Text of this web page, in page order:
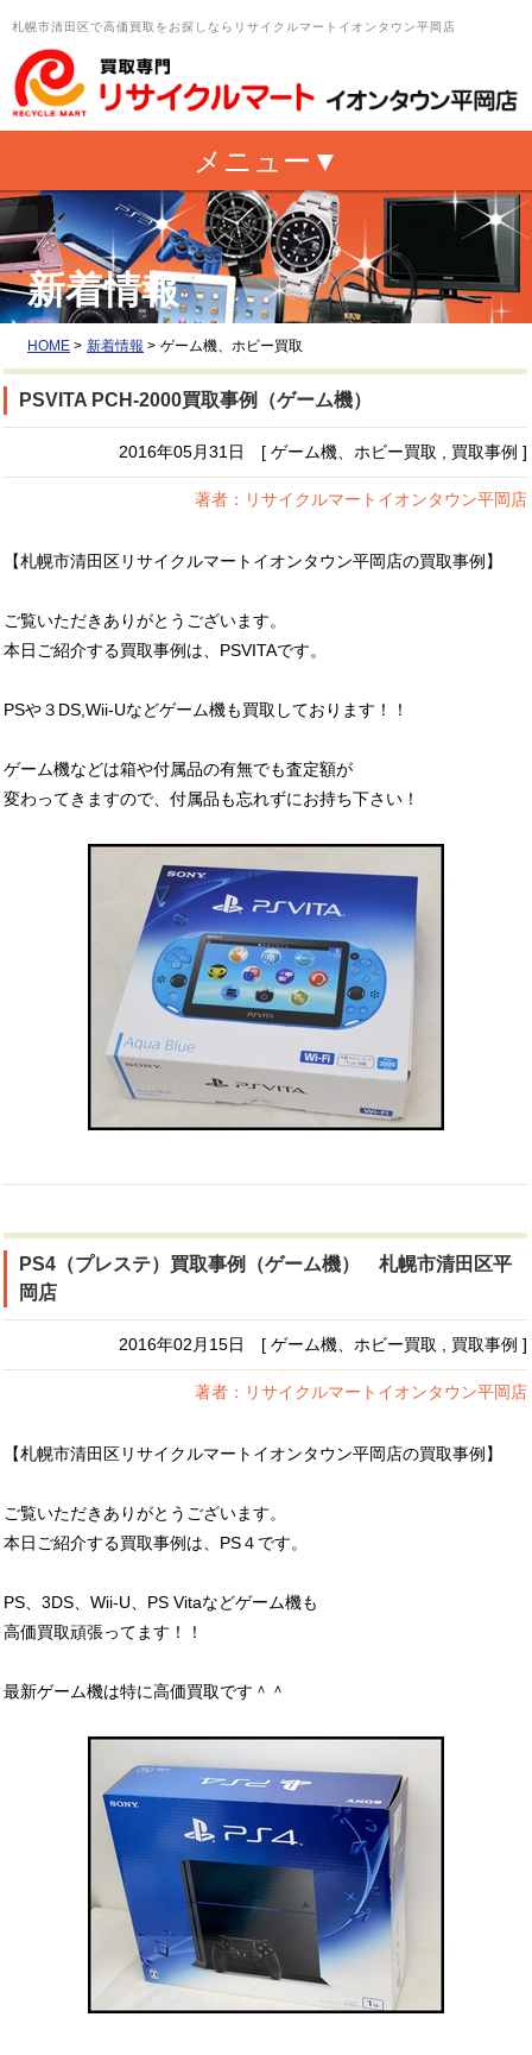
札幌市清田区で高価買取をお探しならリサイクルマートイオンタウン平岡店
新着情報
HOME > 新着情報 > ゲーム機、ホビー買取
PSVITA PCH-2000買取事例（ゲーム機）
2016年05月31日 [ ゲーム機、ホビー買取 , 買取事例 ]
著者：リサイクルマートイオンタウン平岡店
【札幌市清田区リサイクルマートイオンタウン平岡店の買取事例】
ご覧いただきありがとうございます。
本日ご紹介する買取事例は、PSVITAです。
PSや３DS,Wii-Uなどゲーム機も買取しております！！
ゲーム機などは箱や付属品の有無でも査定額が
変わってきますので、付属品も忘れずにお持ち下さい！
PS4（プレステ）買取事例（ゲーム機） 札幌市清田区平
岡店
2016年02月15日 [ ゲーム機、ホビー買取 , 買取事例 ]
著者：リサイクルマートイオンタウン平岡店
【札幌市清田区リサイクルマートイオンタウン平岡店の買取事例】
ご覧いただきありがとうございます。
本日ご紹介する買取事例は、PS４です。
PS、3DS、Wii-U、PS Vitaなどゲーム機も
高価買取頑張ってます！！
最新ゲーム機は特に高価買取です＾＾